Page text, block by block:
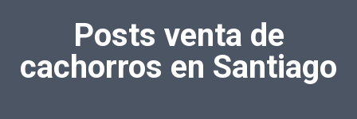
Posts venta de
cachorros en Santiago